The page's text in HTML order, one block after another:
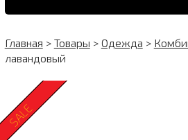
Главная > Товары > Одежда >
лавандовый
SALE